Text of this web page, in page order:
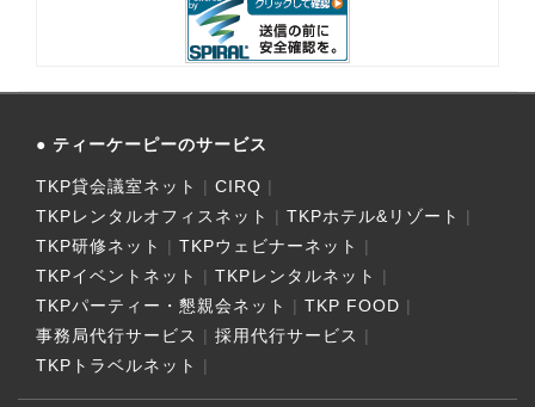
ティーケーピーのサービス
TKP貸会議室ネット
CIRQ
TKPレンタルオフィスネット
TKPホテル&リゾート
TKP研修ネット
TKPウェビナーネット
TKPイベントネット
TKPレンタルネット
TKPパーティー・懇親会ネット
TKP FOOD
事務局代行サービス
採用代行サービス
TKPトラベルネット